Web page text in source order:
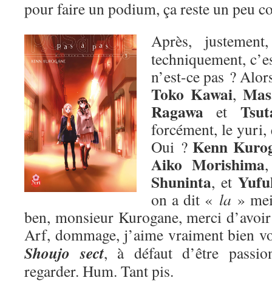
pour faire un podium, ça reste un peu
Après,
techniquement,
n’est-ce pas ?
Toko Kawai,
Ragawa et
forcément, le yuri,
Oui ?Kenn
Aiko Morishima
Shuninta, et
on a dit « la »
ben, monsieur Kurogane, merci
Arf, dommage, j’aime vraiment bien
Shoujo sect, à défaut d’être
regarder. Hum. Tant pis.